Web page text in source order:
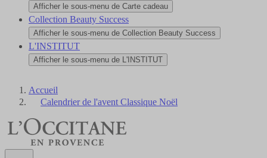
Afficher le sous-menu de Carte cadeau
Collection Beauty Success
Afficher le sous-menu de Collection Beauty Success
L'INSTITUT
Afficher le sous-menu de L'INSTITUT
Accueil
Calendrier de l'avent Classique Noël